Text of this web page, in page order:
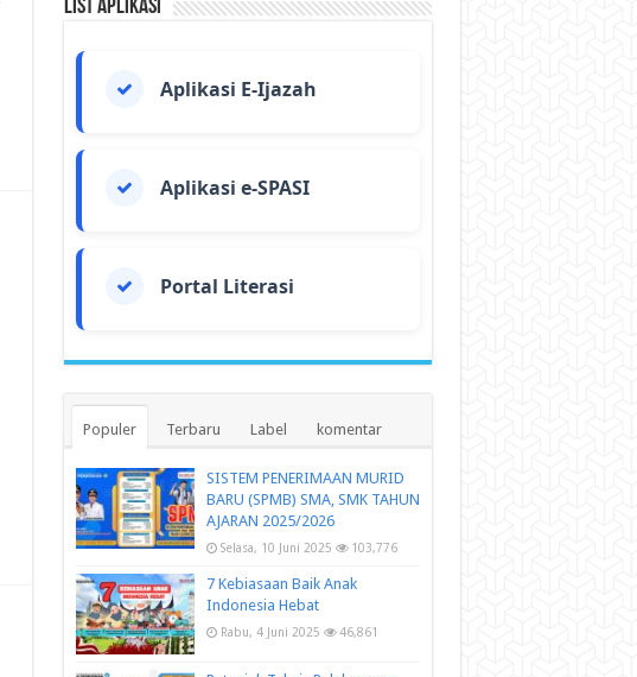
List Aplikasi
Aplikasi E-Ijazah
Aplikasi e-SPASI
Portal Literasi
Populer Terbaru Label komentar
SISTEM PENERIMAAN MURID
BARU (SPMB) SMA, SMK TAHUN
AJARAN 2025/2026
Selasa, 10 Juni 2025 103,776
7 Kebiasaan Baik Anak
Indonesia Hebat
Rabu, 4 Juni 2025 46,861